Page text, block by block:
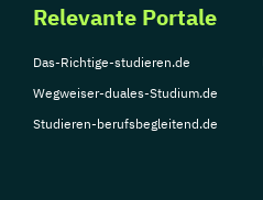
Relevante Portale
Das-Richtige-studieren.de
Wegweiser-duales-Studium.de
Studieren-berufsbegleitend.de